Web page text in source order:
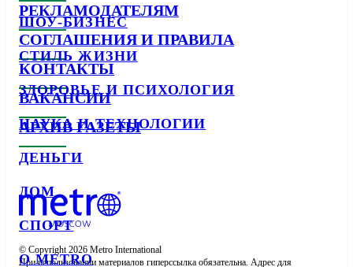
ШОУ-БИЗНЕС
СТИЛЬ ЖИЗНИ
ЗДОРОВЬЕ И ПСИХОЛОГИЯ
НАУКА И ТЕХНОЛОГИИ
ДЕНЬГИ
ДОМ
СПОРТ
О METRO
РЕКЛАМОДАТЕЛЯМ
СОГЛАШЕНИЯ И ПРАВИЛА
КОНТАКТЫ
ВАКАНСИИ
АРХИВ ГАЗЕТЫ
© Copyright 2026 Metro International
При использовании материалов гиперссылка обязательна. Адрес для